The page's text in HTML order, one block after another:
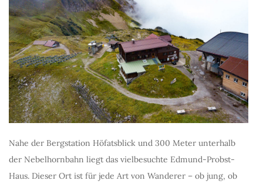
Nahe der Bergstation Höfatsblick und 300 Meter unterhalb
der Nebelhornbahn liegt das vielbesuchte Edmund-Probst-
Haus. Dieser Ort ist für jede Art von Wanderer – ob jung, ob